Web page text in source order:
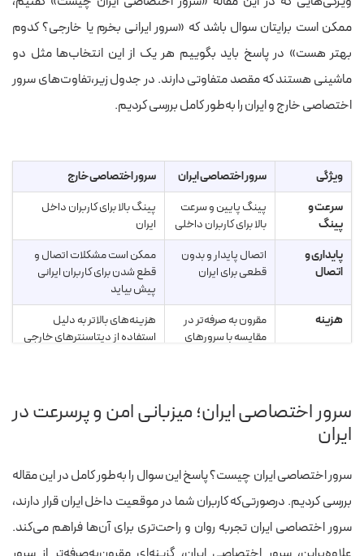
ممکن است برایتان سوال باشد که «سرور ایرانی بخرم یا خارجی؟ کدوم
بهتر هست» در پاسخ باید بگوییم هر یک از این انتخاب‌ها مثل دو
ماشینی هستند که مقصد متفاوتی دارند. در جدول زیر،‌تفاوت‌های سرور
اختصاصی خارج و ایران را به‌طور کامل بررسی کردیم.
ویژگی سرور اختصاصی ایران
سرور اختصاصی خارج
سرعت و
پینگ
پینگ پایین و سرعت
بالا برای کاربران داخلی
پینگ بالا برای کاربران داخل
ایران
پایداری و
اتصال
اتصال پایدار و بدون
قطعی برای ایران
ممکن است مشکلات اتصال و
قطع شدن برای کاربران ایرانی
پیش بیاید
هزینه
مقرون به صرفه‌تر در
مقایسه با سرورهای
هزینه‌های بالاتر به دلیل
استفاده از دیتاسنترهای خارجی
جغرافیایی
ایرانی و سایت‌های
محلی
زمان بارگذاری بیشتر شود
پشتیبانی
آشنایی با نیازهای
کاربران ایرانی
انگلیسی و گاهی محدود
محدودیت‌ها
داخلی و بومی‌سازی
بهتر
بین‌المللی یا فیلترینگ برای
ایران
سرور اختصاصی ایران؛ میزبانی امن و پرسرعت در
ایران
سرور اختصاصی ایران چیست؟ پاسخ این سوال را به‌طور کامل در این مقاله
بررسی کردیم. درصورتی‌که کاربران شما در موقعیت داخل ایران قرار دارند،‌
سرور اختصاصی ایران تجربه روان و راحت‌تری برای آن‌ها فراهم می‌کند.